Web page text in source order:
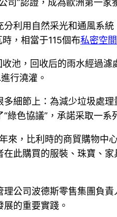
”認證，成為歐洲第一家
利用自然采光和通風系
，相當于115個布私密空間
池，回收后的雨水經過
行澆灌。
細節上：為減少垃圾處
綠色協議”，承諾采取一系
來，比利時的商貿購物中
此購買的服裝、珠寶、家
公司波德斯零售集團負
展的重要實踐。